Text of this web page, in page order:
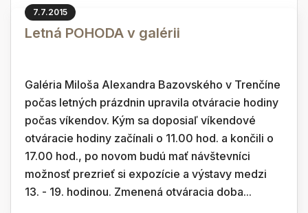
7.7.2015
Letná POHODA v galérii
Galéria Miloša Alexandra Bazovského v Trenčíne
počas letných prázdnin upravila otváracie hodiny
počas víkendov. Kým sa doposiaľ víkendové
otváracie hodiny začínali o 11.00 hod. a končili o
17.00 hod., po novom budú mať návštevníci
možnosť prezrieť si expozície a výstavy medzi
13. - 19. hodinou. Zmenená otváracia doba...